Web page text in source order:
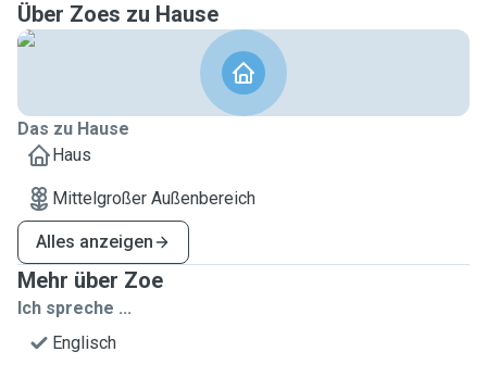
Über Zoes zu Hause
Das zu Hause
Haus
Mittelgroßer Außenbereich
Alles anzeigen
Mehr über Zoe
Ich spreche ...
Englisch